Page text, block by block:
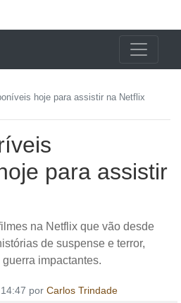
hoje para assistir na Netflix
para assistir
na Netflix que vão desde
de suspense e terror,
impactantes.
por Carlos Trindade